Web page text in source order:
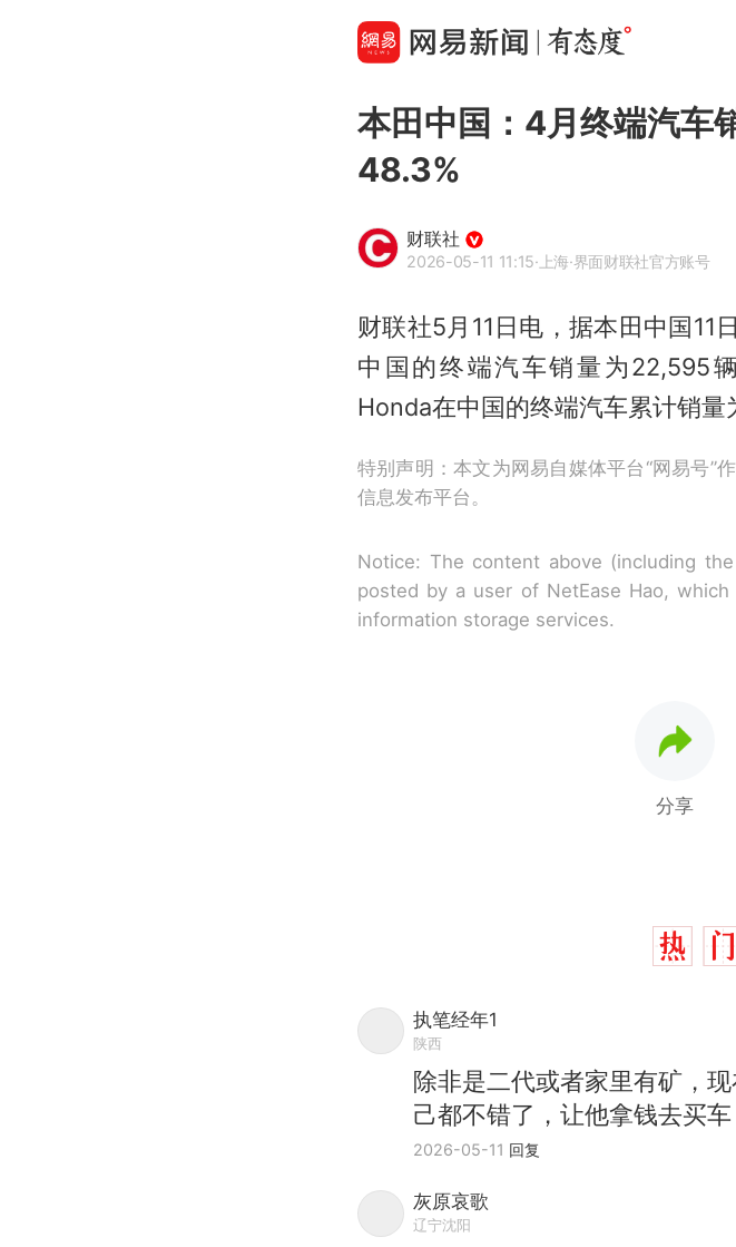
本田中国：4月终端汽车
48.3%
财联社
2026-05-11 11:15·上海·界面财联社官方账号
财联社5月11日电，据本田中国
中国的终端汽车销量为22,595
Honda在中国的终端汽车累计销量
特别声明：本文为网易自媒体平台“网易号”
信息发布平台。
Notice: The content above (including
posted by a user of NetEase Hao,
information storage services.
分享
执笔经年1
陕西
除非是二代或者家里有矿，
己都不错了，让他拿钱去买
2026-05-11 回复
灰原哀歌
辽宁沈阳